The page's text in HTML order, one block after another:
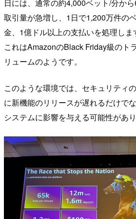
日には、通常の約4,000ベット/分か
取引量が急増し、1日で1,200万件の
金、1億ドル以上の支払いを処理しま
これはAmazonのBlack Friday級のト
リュームのようです。
このような環境では、セキュリティ
に新機能のリリースが遅れるだけで
システムに影響を与える可能性があり